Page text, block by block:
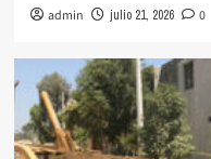
admin julio 21, 2026 0